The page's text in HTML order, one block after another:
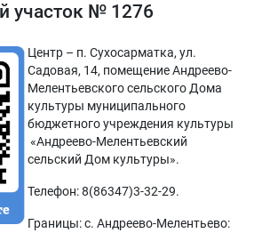
участок № 1276
Центр – п. Сухосарматка, ул.
Садовая, 14, помещение Андреево-
Мелентьевского сельского Дома
культуры муниципального
бюджетного учреждения культуры
«Андреево-Мелентьевский
сельский Дом культуры».
Телефон: 8(86347)3-32-29.
Границы: с. Андреево-Мелентьево: